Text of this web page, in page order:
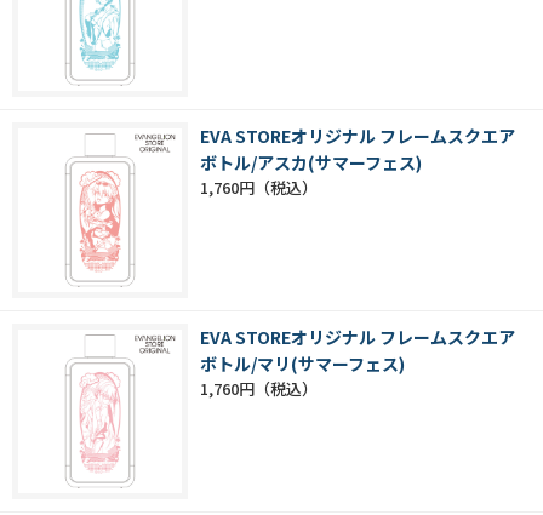
EVA STOREオリジナル フレームスクエア
ボトル/アスカ(サマーフェス)
1,760円
EVA STOREオリジナル フレームスクエア
ボトル/マリ(サマーフェス)
1,760円